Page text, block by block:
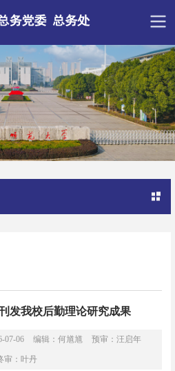
发我校后勤理论研究成果
07-06 编辑：何馗馗 预审：汪启年
审：叶丹